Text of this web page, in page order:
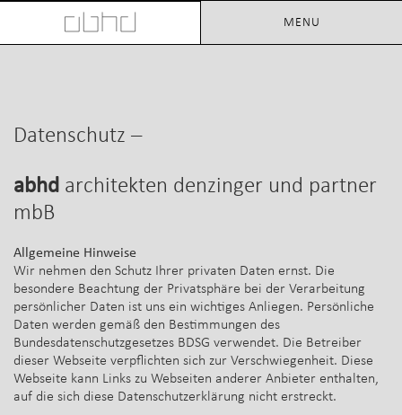
MENU
Datenschutz –
abhd architekten denzinger und partner
mbB
Allgemeine Hinweise
Wir nehmen den Schutz Ihrer privaten Daten ernst. Die
besondere Beachtung der Privatsphäre bei der Verarbeitung
persönlicher Daten ist uns ein wichtiges Anliegen. Persönliche
Daten werden gemäß den Bestimmungen des
Bundesdatenschutzgesetzes BDSG verwendet. Die Betreiber
dieser Webseite verpflichten sich zur Verschwiegenheit. Diese
Webseite kann Links zu Webseiten anderer Anbieter enthalten,
auf die sich diese Datenschutzerklärung nicht erstreckt.